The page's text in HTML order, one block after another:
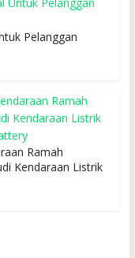
Pelanggan
Ramah
Kendaraan Listrik